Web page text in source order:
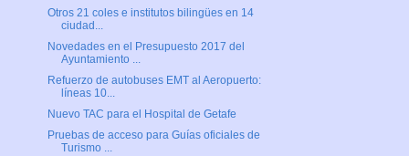
Otros 21 coles e institutos bilingües en 14
ciudad...
Novedades en el Presupuesto 2017 del
Ayuntamiento ...
Refuerzo de autobuses EMT al Aeropuerto:
líneas 10...
Nuevo TAC para el Hospital de Getafe
Pruebas de acceso para Guías oficiales de
Turismo ...